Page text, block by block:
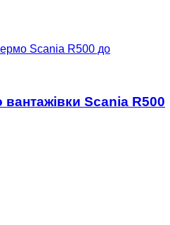
Scania R500 до
Scania R500